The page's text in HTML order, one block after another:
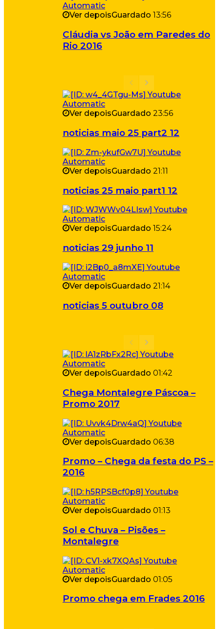
Ver depoisGuardado 13:56
Cláudia vs João em Paredes do
Rio 2016
Ver depoisGuardado 23:56
noticias maio 25 part2 12
Ver depoisGuardado 21:11
noticias 25 maio part1 12
Ver depoisGuardado 15:24
noticias 29 junho 11
Ver depoisGuardado 21:14
noticias 5 outubro 08
Ver depoisGuardado 01:42
Chega Montalegre Páscoa –
Promo 2017
Ver depoisGuardado 06:38
Promo – Chega da festa do PS –
2016
Ver depoisGuardado 01:13
Sol e Chuva – Pisões –
Montalegre
Ver depoisGuardado 01:05
Promo chega em Frades 2016